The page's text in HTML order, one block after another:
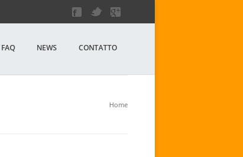
FAQ NEWS CONTATTO
Home